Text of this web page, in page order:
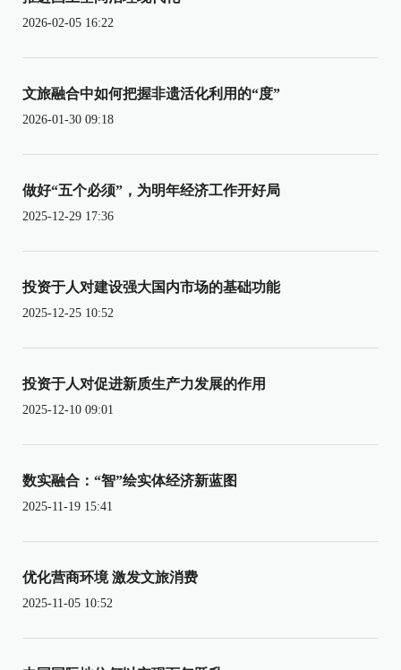
2026-02-05 16:22
文旅融合中如何把握非遗活化利用的“度”
2026-01-30 09:18
做好“五个必须”，为明年经济工作开好局
2025-12-29 17:36
投资于人对建设强大国内市场的基础功能
2025-12-25 10:52
投资于人对促进新质生产力发展的作用
2025-12-10 09:01
数实融合：“智”绘实体经济新蓝图
2025-11-19 15:41
优化营商环境 激发文旅消费
2025-11-05 10:52